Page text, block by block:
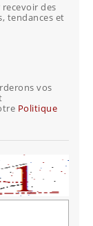
des
tendances et
vos
Politique